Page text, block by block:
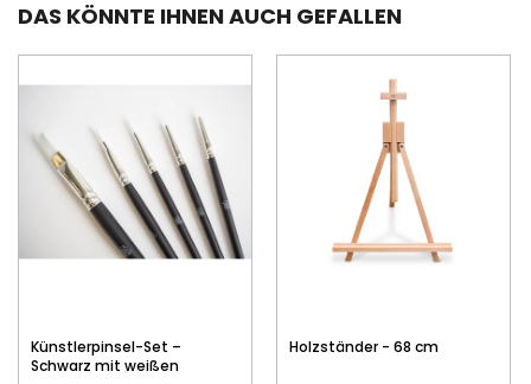
DAS KÖNNTE IHNEN AUCH GEFALLEN
Künstlerpinsel-Set –
Schwarz mit weißen
Holzständer - 68 cm